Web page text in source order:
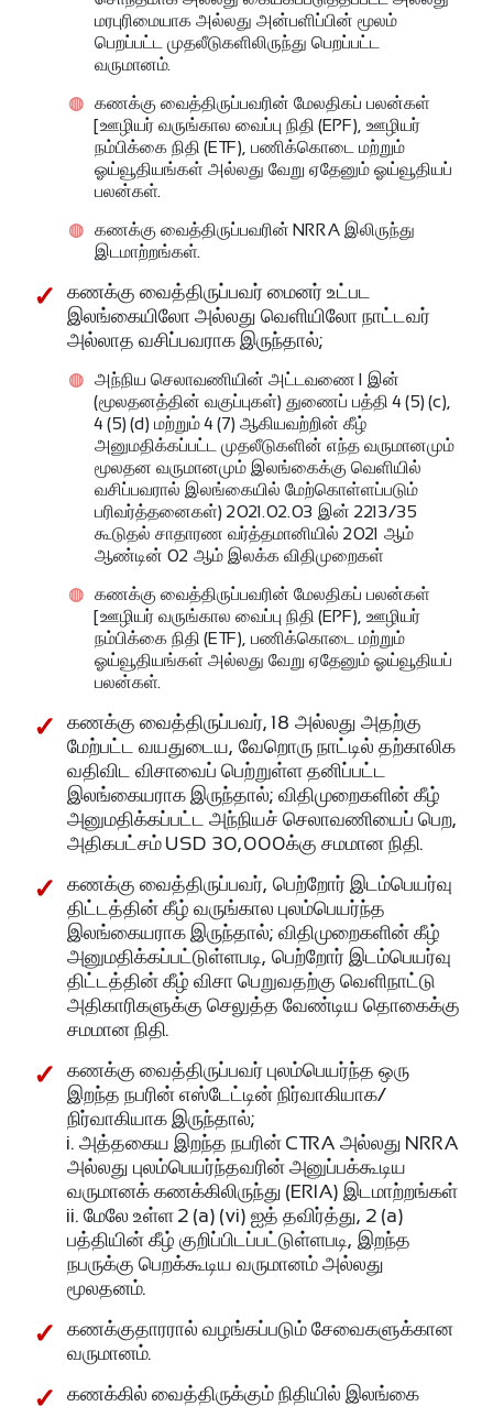
மரபுரிமையாக அல்லது அன்பளிப்பின் மூலம்
பெறப்பட்ட முதலீடுகளிலிருந்து பெறப்பட்ட
வருமானம்.
கணக்கு வைத்திருப்பவரின் மேலதிகப் பலன்கள்
[ஊழியர் வருங்கால வைப்பு நிதி (EPF), ஊழியர்
நம்பிக்கை நிதி (ETF), பணிக்கொடை மற்றும்
ஓய்வூதியங்கள் அல்லது வேறு ஏதேனும் ஓய்வூதியப்
பலன்கள்.
கணக்கு வைத்திருப்பவரின் NRRA இலிருந்து
இடமாற்றங்கள்.
கணக்கு வைத்திருப்பவர் மைனர் உட்பட
இலங்கையிலோ அல்லது வெளியிலோ நாட்டவர்
அல்லாத வசிப்பவராக இருந்தால்;
அந்நிய செலாவணியின் அட்டவணை I இன்
(மூலதனத்தின் வகுப்புகள்) துணைப் பத்தி 4 (5) (c),
4 (5) (d) மற்றும் 4 (7) ஆகியவற்றின் கீழ்
அனுமதிக்கப்பட்ட முதலீடுகளின் எந்த வருமானமும்
மூலதன வருமானமும் இலங்கைக்கு வெளியில்
வசிப்பவரால் இலங்கையில் மேற்கொள்ளப்படும்
பரிவர்த்தனைகள்) 2021.02.03 இன் 2213/35
கூடுதல் சாதாரண வர்த்தமானியில் 2021 ஆம்
ஆண்டின் 02 ஆம் இலக்க விதிமுறைகள்
கணக்கு வைத்திருப்பவரின் மேலதிகப் பலன்கள்
[ஊழியர் வருங்கால வைப்பு நிதி (EPF), ஊழியர்
நம்பிக்கை நிதி (ETF), பணிக்கொடை மற்றும்
ஓய்வூதியங்கள் அல்லது வேறு ஏதேனும் ஓய்வூதியப்
பலன்கள்.
கணக்கு வைத்திருப்பவர், 18 அல்லது அதற்கு
மேற்பட்ட வயதுடைய, வேறொரு நாட்டில் தற்காலிக
வதிவிட விசாவைப் பெற்றுள்ள தனிப்பட்ட
இலங்கையராக இருந்தால்; விதிமுறைகளின் கீழ்
அனுமதிக்கப்பட்ட அந்நியச் செலாவணியைப் பெற,
அதிகபட்சம் USD 30,000க்கு சமமான நிதி.
கணக்கு வைத்திருப்பவர், பெற்றோர் இடம்பெயர்வு
திட்டத்தின் கீழ் வருங்கால புலம்பெயர்ந்த
இலங்கையராக இருந்தால்; விதிமுறைகளின் கீழ்
அனுமதிக்கப்பட்டுள்ளபடி, பெற்றோர் இடம்பெயர்வு
திட்டத்தின் கீழ் விசா பெறுவதற்கு வெளிநாட்டு
அதிகாரிகளுக்கு செலுத்த வேண்டிய தொகைக்கு
சமமான நிதி.
கணக்கு வைத்திருப்பவர் புலம்பெயர்ந்த ஒரு
இறந்த நபரின் எஸ்டேட்டின் நிர்வாகியாக/
நிர்வாகியாக இருந்தால்;
i. அத்தகைய இறந்த நபரின் CTRA அல்லது NRRA
அல்லது புலம்பெயர்ந்தவரின் அனுப்பக்கூடிய
வருமானக் கணக்கிலிருந்து (ERIA) இடமாற்றங்கள்
ii. மேலே உள்ள 2 (a) (vi) ஐத் தவிர்த்து, 2 (a)
பத்தியின் கீழ் குறிப்பிடப்பட்டுள்ளபடி, இறந்த
நபருக்கு பெறக்கூடிய வருமானம் அல்லது
மூலதனம்.
கணக்குதாரரால் வழங்கப்படும் சேவைகளுக்கான
வருமானம்.
கணக்கில் வைத்திருக்கும் நிதியில் இலங்கை